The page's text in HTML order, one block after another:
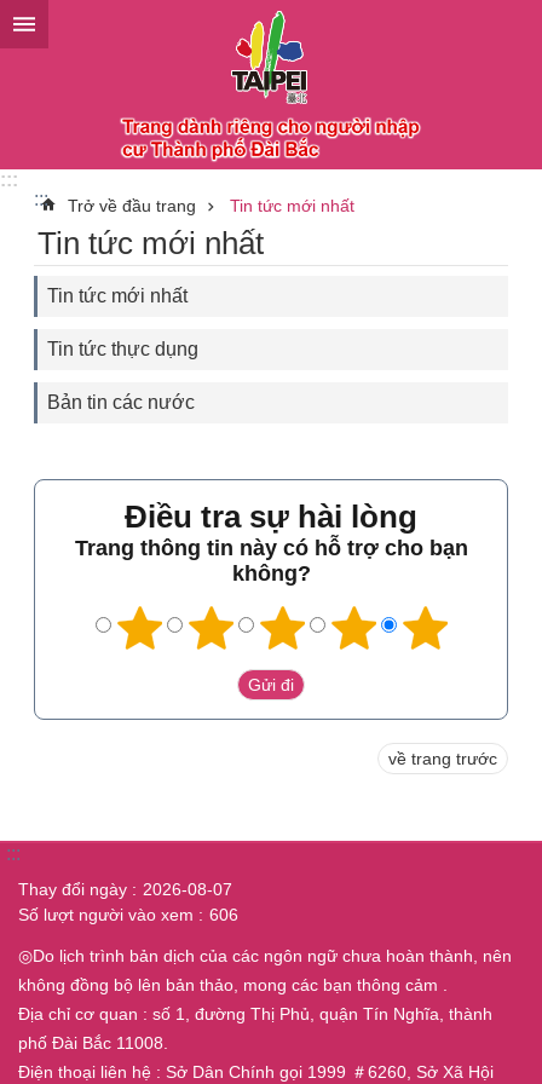
Chuyển đến khối nội dung chính
:::
:::
Trở về đầu trang Tin tức mới nhất
Tin tức mới nhất
Tin tức mới nhất
Tin tức thực dụng
Bản tin các nước
Điều tra sự hài lòng
Trang thông tin này có hỗ trợ cho bạn
không?
về trang trước
:::
Thay đổi ngày
2026-08-07
Số lượt người vào xem
606
◎Do lịch trình bản dịch của các ngôn ngữ chưa hoàn thành, nên
không đồng bộ lên bản thảo, mong các bạn thông cảm .
Địa chỉ cơ quan : số 1, đường Thị Phủ, quận Tín Nghĩa, thành
phố Đài Bắc 11008.
Điện thoại liên hệ : Sở Dân Chính gọi 1999 ＃6260, Sở Xã Hội